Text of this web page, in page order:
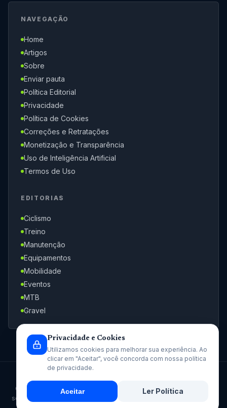
NAVEGAÇÃO
Home
Artigos
Sobre
Enviar pauta
Política Editorial
Privacidade
Política de Cookies
Correções e Retratações
Monetização e Transparência
Uso de Inteligência Artificial
Termos de Uso
EDITORIAS
Ciclismo
Treino
Manutenção
Equipamentos
Mobilidade
Eventos
MTB
Gravel
© 2026 Bicirio. Todos os direitos reservados.
Conteúdo independente sobre bicicletas e ciclismo. Informações
sobre eventos, regras, preços e rotas podem mudar por decisão de
Privacidade e Cookies
Utilizamos cookies para melhorar sua experiência. Ao
clicar em "Aceitar", você concorda com nossa política
de privacidade.
Aceitar Ler Política